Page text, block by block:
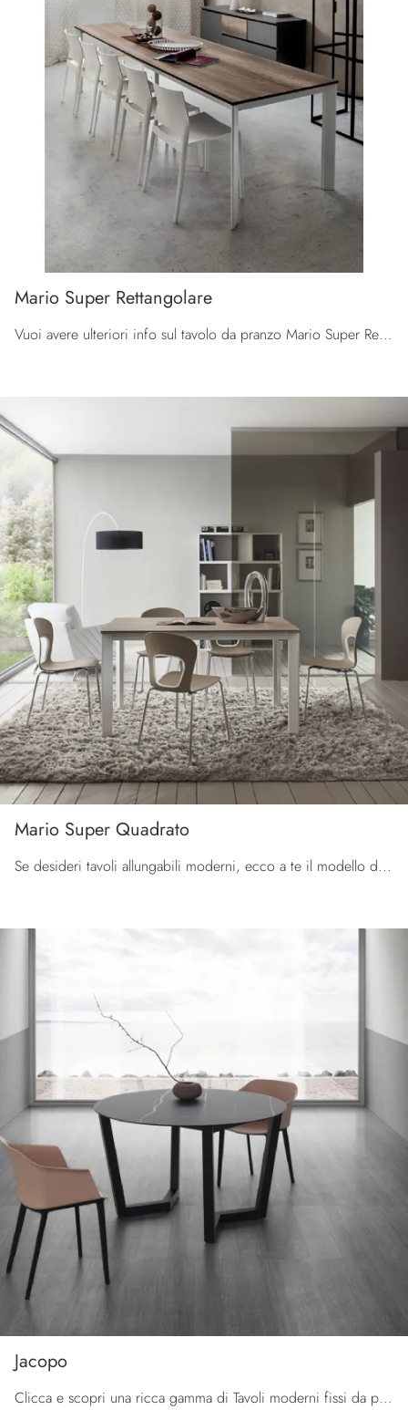
Mario Super Rettangolare
Vuoi avere ulteriori info sul tavolo da pranzo Mario Super Rettangolare di La Primavera? Clicca e ottieni informazioni sui modelli allungabili ...
Mario Super Quadrato
Se desideri tavoli allungabili moderni, ecco a te il modello da pranzo in HPL Mario Super Quadrato dell'azienda La Primavera.
Jacopo
Clicca e scopri una ricca gamma di Tavoli moderni fissi da pranzo! Il modello Jacopo di La Primavera ti aspetta.